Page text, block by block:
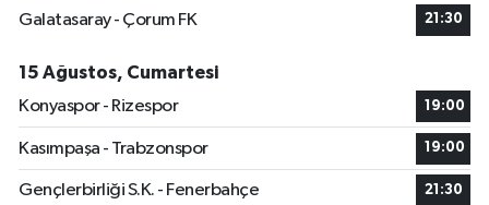
Galatasaray - Çorum FK
21:30
15 Ağustos, Cumartesi
Konyaspor - Rizespor
19:00
Kasımpaşa - Trabzonspor 19:00
Gençlerbirliği S.K. - Fenerbahçe 21:30